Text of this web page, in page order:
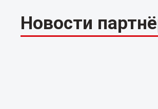
Новости